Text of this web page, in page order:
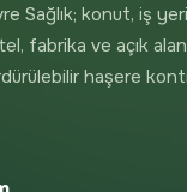
Sağlık; konut, iş
fabrika ve açık
haşere